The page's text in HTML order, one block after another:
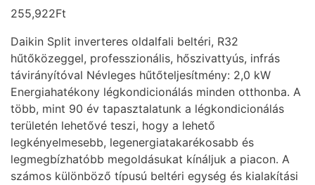
255,922Ft
Daikin Split inverteres oldalfali beltéri, R32
hűtőközeggel, professzionális, hőszivattyús, infrás
távirányítóval Névleges hűtőteljesítmény: 2,0 kW
Energiahatékony légkondicionálás minden otthonba. A
több, mint 90 év tapasztalatunk a légkondicionálás
területén lehetővé teszi, hogy a lehető
legkényelmesebb, legenergiatakarékosabb és
legmegbízhatóbb megoldásukat kínáljuk a piacon. A
számos különböző típusú beltéri egység és kialakítási